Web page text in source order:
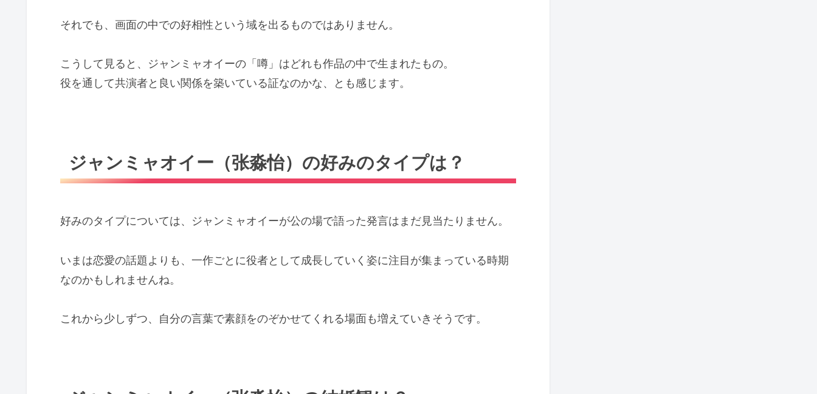
それでも、画面の中での好相性という域を出るものではありません。
こうして見ると、ジャンミャオイーの「噂」はどれも作品の中で生まれたもの。
役を通して共演者と良い関係を築いている証なのかな、とも感じます。
ジャンミャオイー（张淼怡）の好みのタイプは？
好みのタイプについては、ジャンミャオイーが公の場で語った発言はまだ見当たりません。
いまは恋愛の話題よりも、一作ごとに役者として成長していく姿に注目が集まっている時期
なのかもしれませんね。
これから少しずつ、自分の言葉で素顔をのぞかせてくれる場面も増えていきそうです。